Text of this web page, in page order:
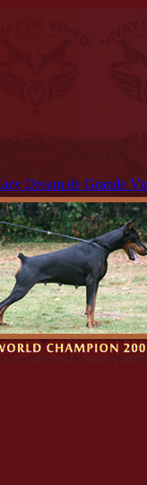
Dream de Grande